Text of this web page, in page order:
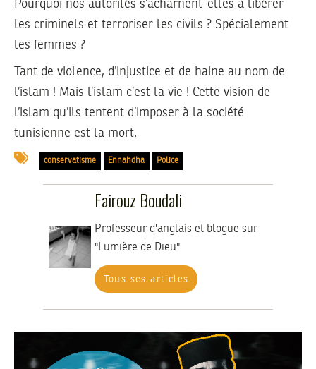
Pourquoi nos autorités s’acharnent-elles à libérer
les criminels et terroriser les civils ? Spécialement
les femmes ?
Tant de violence, d’injustice et de haine au nom de
l’islam ! Mais l’islam c’est la vie ! Cette vision de
l’islam qu’ils tentent d’imposer à la société
tunisienne est la mort.
conservatisme Ennahdha Police
Fairouz Boudali
Professeur d'anglais et blogue sur
"Lumière de Dieu"
Tous ses articles